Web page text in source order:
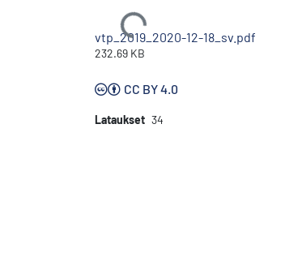
Ladataan...
vtp_2019_2020-12-18_sv.pdf
232.69 KB
CC BY 4.0
Lataukset 34